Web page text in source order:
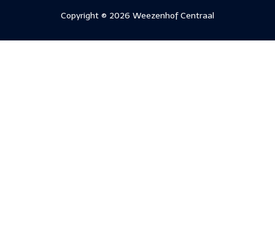
Copyright © 2026 Weezenhof Centraal